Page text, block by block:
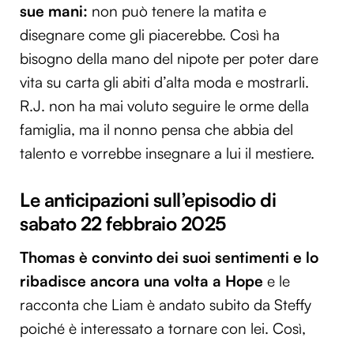
sue mani: non può tenere la matita e
disegnare come gli piacerebbe. Così ha
bisogno della mano del nipote per poter dare
vita su carta gli abiti d’alta moda e mostrarli.
R.J. non ha mai voluto seguire le orme della
famiglia, ma il nonno pensa che abbia del
talento e vorrebbe insegnare a lui il mestiere.
Le anticipazioni sull’episodio di
sabato 22 febbraio 2025
Thomas è convinto dei suoi sentimenti e lo
ribadisce ancora una volta a Hope e le
racconta che Liam è andato subito da Steffy
poiché è interessato a tornare con lei. Così,